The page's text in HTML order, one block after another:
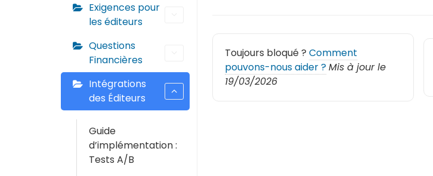
Exigences pour
les éditeurs
Questions
Financières
Intégrations
des Éditeurs
Guide
d’implémentation :
Tests A/B
Toujours bloqué ? Comment
pouvons-nous aider ?Mis à jour le
19/03/2026